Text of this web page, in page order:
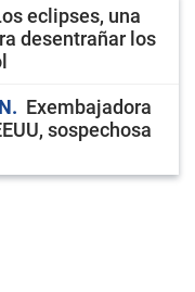
eclipses, una
desentrañar los
Exembajadora
sospechosa